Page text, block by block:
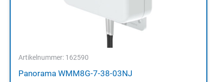
Artikelnummer: 162590
Panorama WMM8G-7-38-03NJ